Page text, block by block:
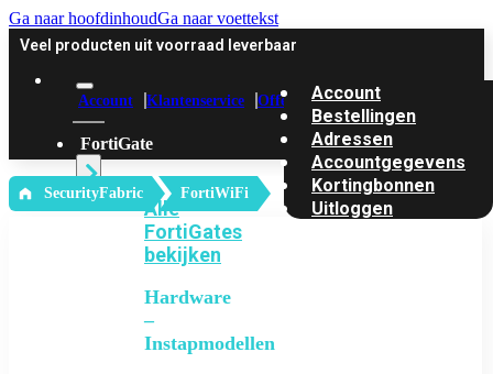
Ga naar hoofdinhoudGa naar voettekst
Veel producten uit voorraad leverbaar
Account Klantenservice Offerte
FortiGate
Alle
FortiGates
bekijken
Hardware
–
Instapmodellen
Account
Bestellingen
Adressen
Accountgegevens
Kortingbonnen
Uitloggen
‎ SecurityFabric FortiWiFi